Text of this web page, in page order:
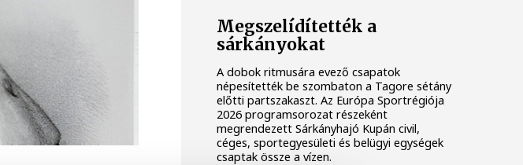
Megszelídítették a
sárkányokat
A dobok ritmusára evező csapatok
népesítették be szombaton a Tagore sétány
előtti partszakaszt. Az Európa Sportrégiója
2026 programsorozat részeként
megrendezett Sárkányhajó Kupán civil,
céges, sportegyesületi és belügyi egységek
csaptak össze a vízen.